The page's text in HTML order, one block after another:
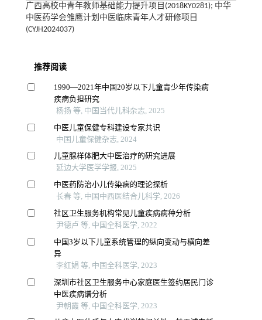
广西高校中青年教师基础能力提升项目(2018KY0281); 中华
中医药学会雏鹰计划中医临床青年人才研修项目
(CYJH2024037)